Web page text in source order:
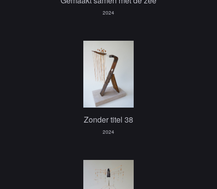
2024
Zonder titel 38
2024